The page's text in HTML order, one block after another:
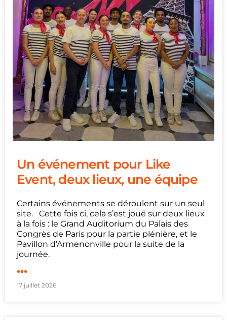
Un événement pour Like
Event, deux lieux, une équipe
Certains événements se déroulent sur un seul
site. Cette fois ci, cela s’est joué sur deux lieux
à la fois : le Grand Auditorium du Palais des
Congrès de Paris pour la partie plénière, et le
Pavillon d’Armenonville pour la suite de la
journée.
...
17 juillet 2026